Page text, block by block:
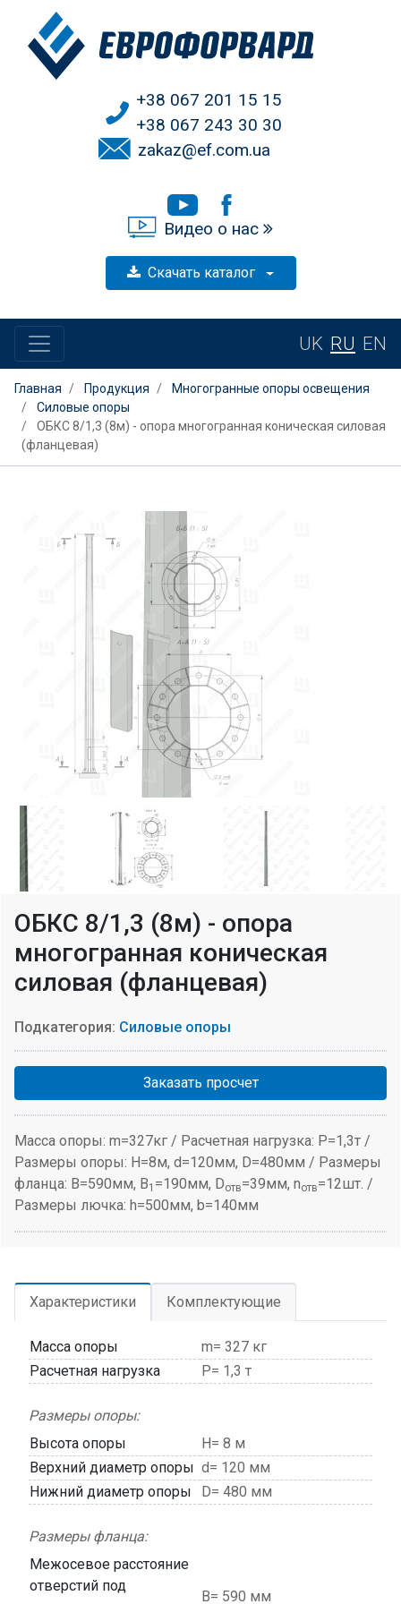
+38 067 201 15 15
+38 067 243 30 30
zakaz@ef.com.ua
Видео о нас
Скачать каталог
UK RU EN
Главная Продукция
Многогранные опоры освещения
Силовые опоры
ОБКС 8/1,3 (8м) - опора многогранная коническая силовая
(фланцевая)
ОБКС 8/1,3 (8м) - опора
многогранная коническая
силовая (фланцевая)
Подкатегория: Силовые опоры
Заказать просчет
Масса опоры: m=327кг / Расчетная нагрузка: P=1,3т /
Размеры опоры: H=8м, d=120мм, D=480мм / Размеры
фланца: B=590мм, B1 =190мм, Dотв=39мм, nотв=12шт. /
Размеры лючка: h=500мм, b=140мм
Характеристики Комплектующие
Масса опоры
m= 327 кг
Расчетная нагрузка
P= 1,3 т
Размеры опоры:
Высота опоры
H= 8 м
Верхний диаметр опоры d= 120 мм
Нижний диаметр опоры
D= 480 мм
Размеры фланца:
Межосевое расстояние
отверстий под
В= 590 мм